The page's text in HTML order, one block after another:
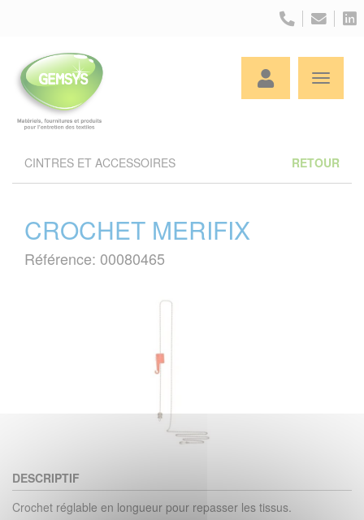
CINTRES ET ACCESSOIRES RETOUR
CROCHET MERIFIX
Référence: 00080465
DESCRIPTIF
Crochet réglable en longueur pour repasser les tissus.